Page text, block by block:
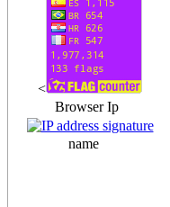
<
Browser Ip
name